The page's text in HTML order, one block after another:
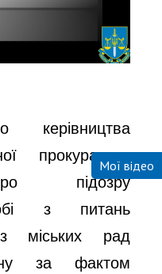
керівництва
прокуратури
підозру
з питань
з міських рад
за фактом
Мої відео